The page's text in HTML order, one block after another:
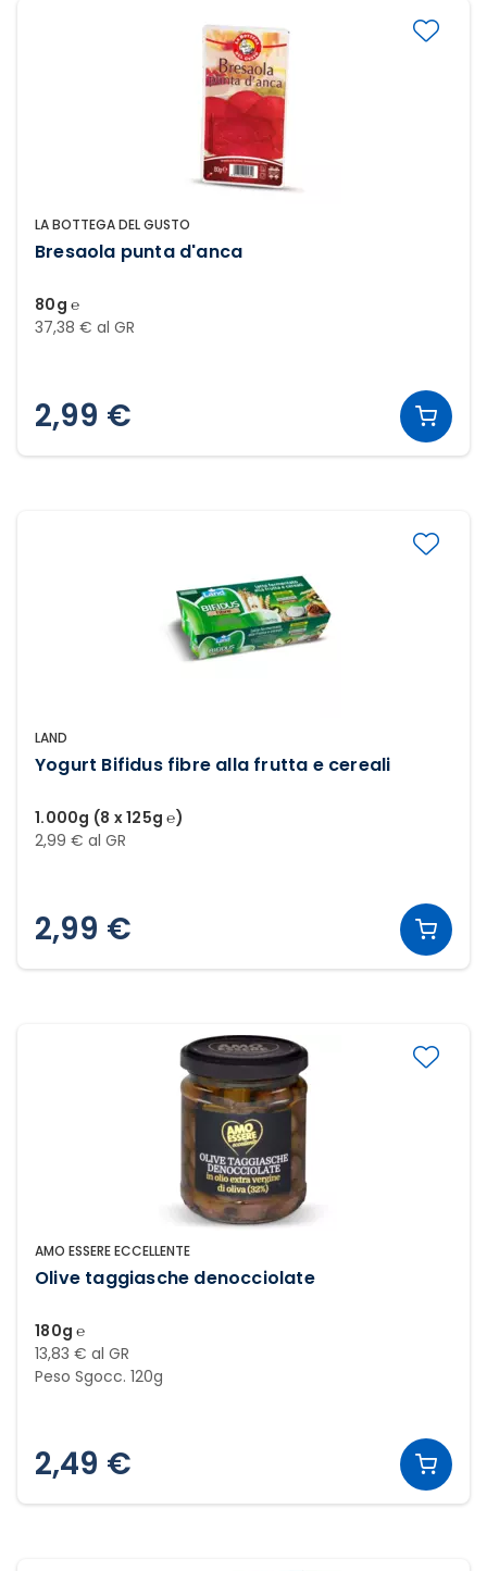
LA BOTTEGA DEL GUSTO
Bresaola punta d'anca
80g ℮
37,38 € al GR
2,99 €
LAND
Yogurt Bifidus fibre alla frutta e cereali
1.000g (8 x 125g ℮)
2,99 € al GR
2,99 €
AMO ESSERE ECCELLENTE
Olive taggiasche denocciolate
180g ℮
13,83 € al GR
Peso Sgocc. 120g
2,49 €